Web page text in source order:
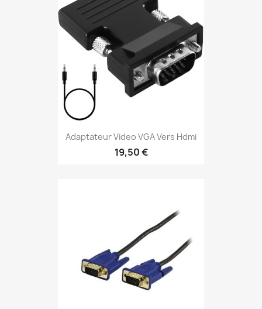
Adaptateur Video VGA Vers Hdmi
19,50 €